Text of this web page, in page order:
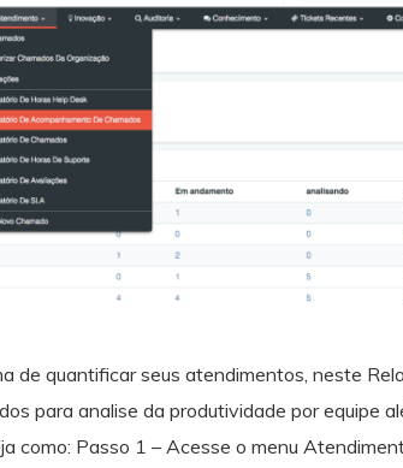
de quantificar seus atendimentos, neste
para analise da produtividade por equipe
como: Passo 1 – Acesse o menu